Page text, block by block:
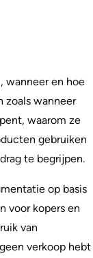
wanneer en hoe
zoals wanneer
waarom ze
gebruiken
te begrijpen.
op basis
voor kopers en
van
verkoop hebt